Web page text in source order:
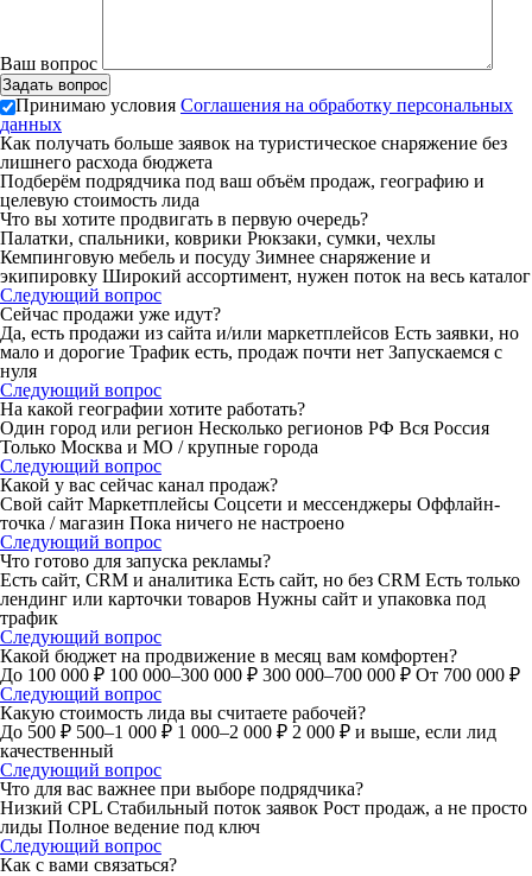
Ваш вопрос
Принимаю условия Соглашения на обработку персональных
данных
Как получать больше заявок на туристическое снаряжение без
лишнего расхода бюджета
Подберём подрядчика под ваш объём продаж, географию и
целевую стоимость лида
Что вы хотите продвигать в первую очередь?
Палатки, спальники, коврики Рюкзаки, сумки, чехлы
Кемпинговую мебель и посуду Зимнее снаряжение и
экипировку Широкий ассортимент, нужен поток на весь каталог
Следующий вопрос
Сейчас продажи уже идут?
Да, есть продажи из сайта и/или маркетплейсов Есть заявки, но
мало и дорогие Трафик есть, продаж почти нет Запускаемся с
нуля
Следующий вопрос
На какой географии хотите работать?
Один город или регион Несколько регионов РФ Вся Россия
Только Москва и МО / крупные города
Следующий вопрос
Какой у вас сейчас канал продаж?
Свой сайт Маркетплейсы Соцсети и мессенджеры Оффлайн-
точка / магазин Пока ничего не настроено
Следующий вопрос
Что готово для запуска рекламы?
Есть сайт, CRM и аналитика Есть сайт, но без CRM Есть только
лендинг или карточки товаров Нужны сайт и упаковка под
трафик
Следующий вопрос
Какой бюджет на продвижение в месяц вам комфортен?
До 100 000 ₽ 100 000–300 000 ₽ 300 000–700 000 ₽ От 700 000 ₽
Следующий вопрос
Какую стоимость лида вы считаете рабочей?
До 500 ₽ 500–1 000 ₽ 1 000–2 000 ₽ 2 000 ₽ и выше, если лид
качественный
Следующий вопрос
Что для вас важнее при выборе подрядчика?
Низкий CPL Стабильный поток заявок Рост продаж, а не просто
лиды Полное ведение под ключ
Следующий вопрос
Как с вами связаться?